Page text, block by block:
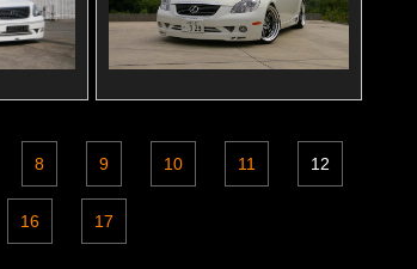
8 9 10 11 12
16 17